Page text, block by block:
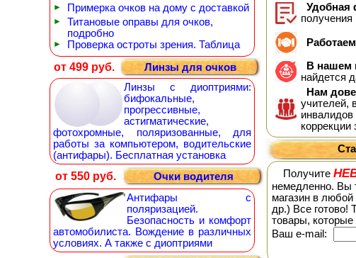
► Примерка очков на дому с доставкой
►
Титановые оправы для очков,
подробно
► Проверка остроты зрения. Таблица
от 499 руб.
Линзы для очков
Линзы с диоптриями:
бифокальные,
прогрессивные,
астигматические,
фотохромные, поляризованные, для
работы за компьютером, водительские
(антифары). Бесплатная установка
от 550 руб.
Очки водителя
Антифары с
поляризацией.
Безопасность и комфорт
автомобилиста. Вождение в различных
условиях. А также с диоптриями
Удобная
В нашем
найдется
Нам
учителей,
коррекции
Получите
немедленно. Вы
магазин в
др.) Все готово!
товары, которые
Ваш е-mail: